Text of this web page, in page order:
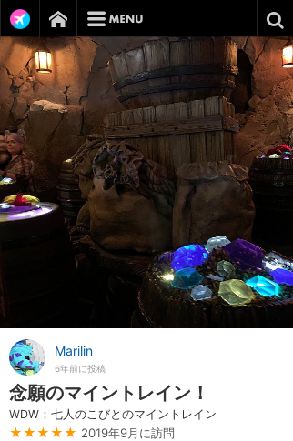
Marilin
6年前に投稿
念願のマイントレイン！
WDW：七人のこびとのマイントレイン
★★★★★ 2019年9月に訪問